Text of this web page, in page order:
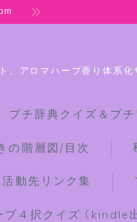
、アロマハーブ香り体系化
チ辞典クイズ＆プチ
の階層図/目次
動先リンク集
４択クイズ (kindle